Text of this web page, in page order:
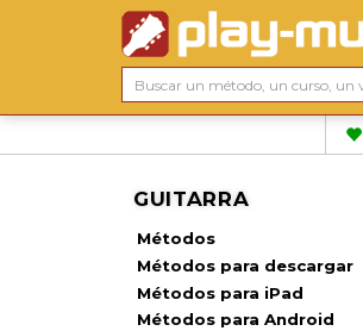
GUITARRA
Métodos
Métodos para descargar
Métodos para iPad
Métodos para Android